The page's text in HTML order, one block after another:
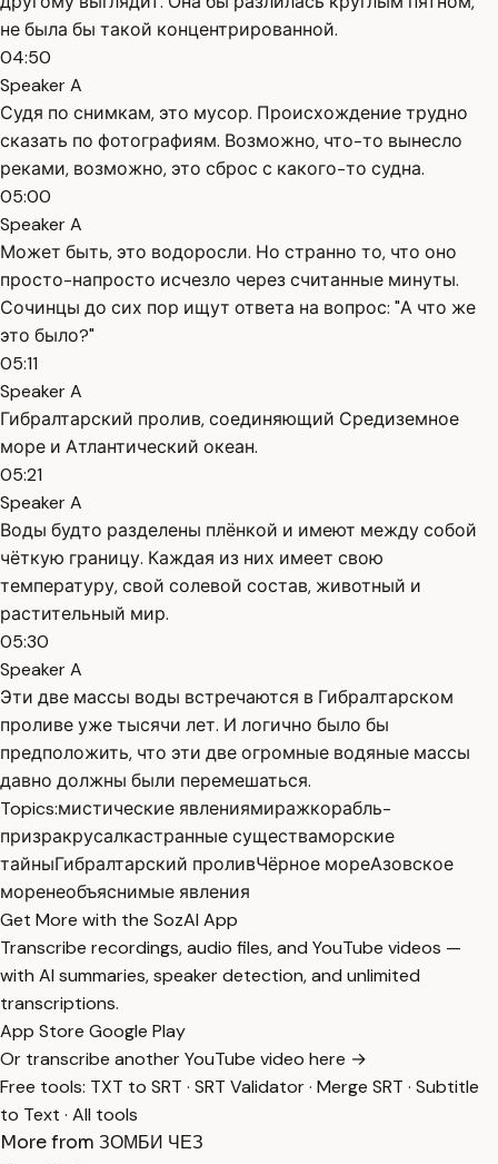
не была бы такой концентрированной.
04:50
Speaker A
Судя по снимкам, это мусор. Происхождение трудно
сказать по фотографиям. Возможно, что-то вынесло
реками, возможно, это сброс с какого-то судна.
05:00
Speaker A
Может быть, это водоросли. Но странно то, что оно
просто-напросто исчезло через считанные минуты.
Сочинцы до сих пор ищут ответа на вопрос: "А что же
это было?"
05:11
Speaker A
Гибралтарский пролив, соединяющий Средиземное
море и Атлантический океан.
05:21
Speaker A
Воды будто разделены плёнкой и имеют между собой
чёткую границу. Каждая из них имеет свою
температуру, свой солевой состав, животный и
растительный мир.
05:30
Speaker A
Эти две массы воды встречаются в Гибралтарском
проливе уже тысячи лет. И логично было бы
предположить, что эти две огромные водяные массы
давно должны были перемешаться.
Topics:мистические явлениямиражкорабль-
призракрусалкастранные существаморские
тайныГибралтарский проливЧёрное мореАзовское
моренеобъяснимые явления
Get More with the SozAI App
Transcribe recordings, audio files, and YouTube videos —
with AI summaries, speaker detection, and unlimited
transcriptions.
App Store Google Play
Or transcribe another YouTube video here →
Free tools: TXT to SRT · SRT Validator· Merge SRT · Subtitle
to Text · All tools
More from ЗОМБИ ЧЕЗ